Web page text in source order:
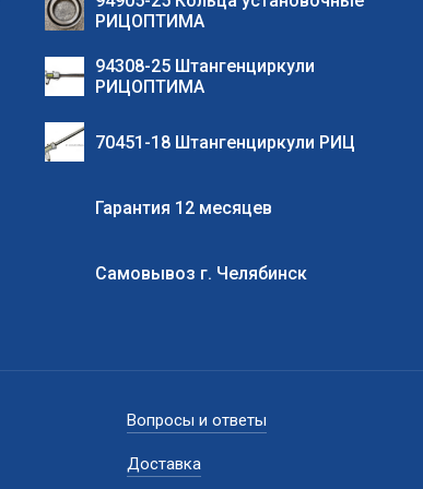
РИЦОПТИМА
94308-25 Штангенциркули
РИЦОПТИМА
70451-18 Штангенциркули РИЦ
Гарантия 12 месяцев
Самовывоз г. Челябинск
Вопросы и ответы
Доставка